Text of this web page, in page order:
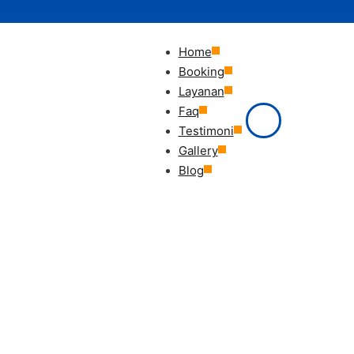
Home
Booking
Layanan
Faq
Testimoni
Gallery
Blog